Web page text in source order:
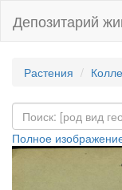
Депозитарий
Растения
Полное